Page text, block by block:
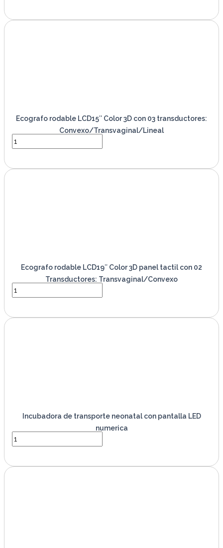
Ecografo rodable LCD15″ Color 3D con 03 transductores:
Convexo/Transvaginal/Lineal
Ecografo rodable LCD19″ Color 3D panel tactil con 02
Transductores: Transvaginal/Convexo
Incubadora de transporte neonatal con pantalla LED
numerica